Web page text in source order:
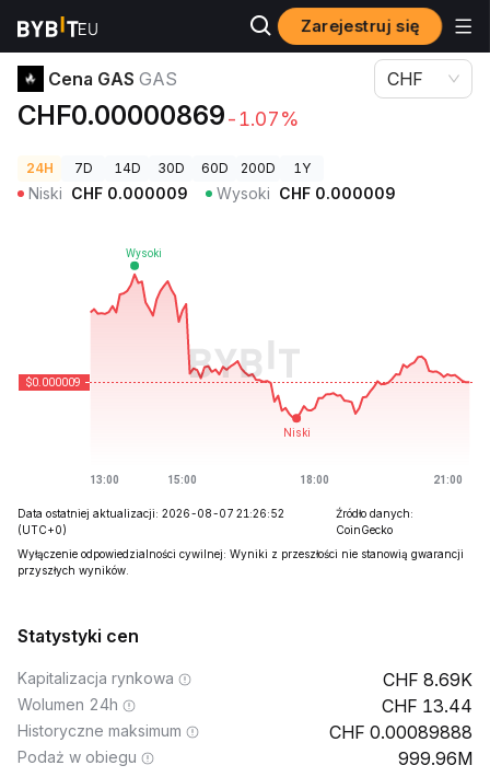
Zarejestruj się
Ceny kryptowalut
Cena GAS GAS
CHF0.00000869-1.07%
CHF
24H 7D 14D 30D 60D 200D 1Y
Niski CHF 0.000009 Wysoki CHF 0.000009
Data ostatniej aktualizacji: 2026-08-07 21:26:52
(UTC+0)
Źródło danych:
CoinGecko
Wyłączenie odpowiedzialności cywilnej: Wyniki z przeszłości nie stanowią gwarancji
przyszłych wyników.
Statystyki cen
Kapitalizacja rynkowa 8.69K
Wolumen 24h 13.44
Historyczne maksimum 0.00089888
Podaż w obiegu 999.96M